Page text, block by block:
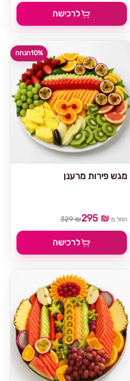
לרכישה
10%הנחה
מגש פירות מרענן
החל מ־295 ₪
329 ₪
לרכישה